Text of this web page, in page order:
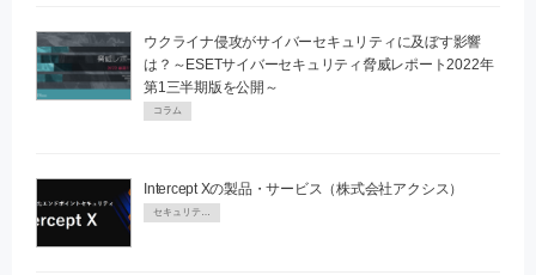
ウクライナ侵攻がサイバーセキュリティに及ぼす影響
は？～ESETサイバーセキュリティ脅威レポート2022年
第1三半期版を公開～
コラム
Intercept Xの製品・サービス（株式会社アクシス）
セキュリティPR